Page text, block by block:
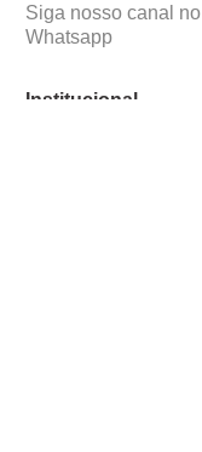
Siga nosso canal no
Whatsapp
Institucional